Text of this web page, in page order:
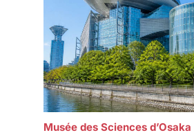
Musée des Sciences